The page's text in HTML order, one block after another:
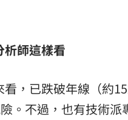
析師這樣看
看，已跌破年線（約
。不過，也有技術